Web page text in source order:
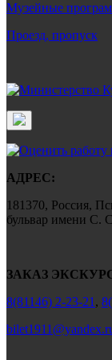
Музейные
Проезд, пропуск
АДРЕС:
181370, Россия,
бульвар имени С.
ЗАКАЗ
8(81146) 2-23-21 ,